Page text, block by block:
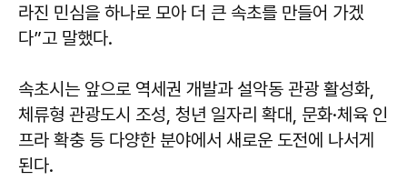
라진 민심을 하나로 모아 더 큰 속초를 만들어 가겠
다”고 말했다.
속초시는 앞으로 역세권 개발과 설악동 관광 활성화,
체류형 관광도시 조성, 청년 일자리 확대, 문화·체육 인
프라 확충 등 다양한 분야에서 새로운 도전에 나서게
된다.